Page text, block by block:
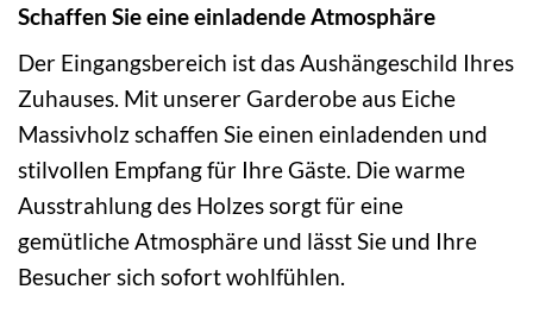
Schaffen Sie eine einladende Atmosphäre
Der Eingangsbereich ist das Aushängeschild Ihres
Zuhauses. Mit unserer Garderobe aus Eiche
Massivholz schaffen Sie einen einladenden und
stilvollen Empfang für Ihre Gäste. Die warme
Ausstrahlung des Holzes sorgt für eine
gemütliche Atmosphäre und lässt Sie und Ihre
Besucher sich sofort wohlfühlen.